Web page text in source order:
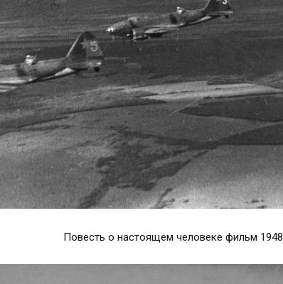
Повесть о настоящем человеке фильм 1948